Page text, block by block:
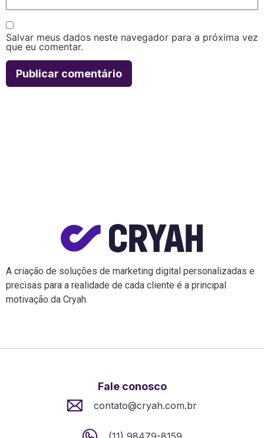
Salvar meus dados neste navegador para a próxima vez
que eu comentar.
A criação de soluções de marketing digital personalizadas e
precisas para a realidade de cada cliente é a principal
motivação da Cryah.
Fale conosco
contato@cryah.com.br